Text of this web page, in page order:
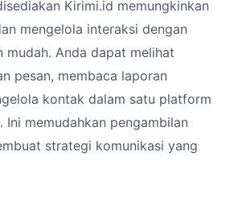
Kirimi.id memungkinkan
mengelola interaksi dengan
mudah. Anda dapat melihat
pesan, membaca laporan
kontak dalam satu platform
Ini memudahkan pengambilan
strategi komunikasi yang